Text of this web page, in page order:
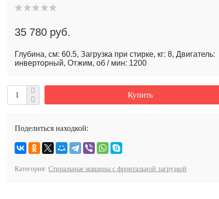
35 780 руб.
Глубина, см: 60.5, Загрузка при стирке, кг: 8, Двигатель:
инверторный, Отжим, об / мин: 1200
Купить
Поделиться находкой:
Категория: Стиральные машины с фронтальной загрузкой